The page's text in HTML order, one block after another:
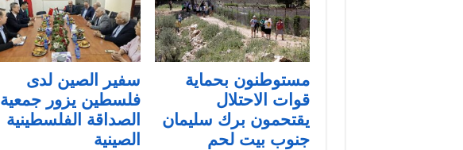
مستوطنون بحماية
قوات الاحتلال
يقتحمون برك سليمان
جنوب بيت لحم
سفير الصين لدى
فلسطين يزور جمعية
الصداقة الفلسطينية
الصينية